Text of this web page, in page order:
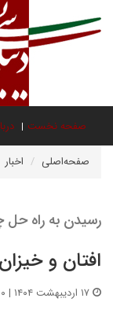
صفحه نخست
صفحه‌اصلی اخبار
رسیدن به راه
افتان و